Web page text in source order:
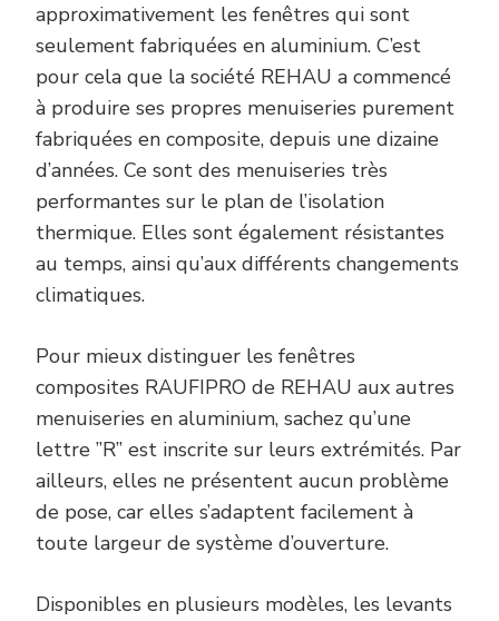
approximativement les fenêtres qui sont
seulement fabriquées en aluminium. C’est
pour cela que la société REHAU a commencé
à produire ses propres menuiseries purement
fabriquées en composite, depuis une dizaine
d’années. Ce sont des menuiseries très
performantes sur le plan de l’isolation
thermique. Elles sont également résistantes
au temps, ainsi qu’aux différents changements
climatiques.
Pour mieux distinguer les fenêtres
composites RAUFIPRO de REHAU aux autres
menuiseries en aluminium, sachez qu’une
lettre ’’R’’ est inscrite sur leurs extrémités. Par
ailleurs, elles ne présentent aucun problème
de pose, car elles s’adaptent facilement à
toute largeur de système d’ouverture.
Disponibles en plusieurs modèles, les levants